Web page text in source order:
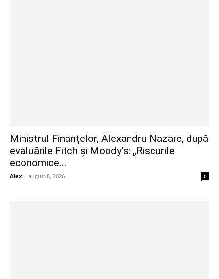
Ministrul Finanțelor, Alexandru Nazare, după
evaluările Fitch și Moody’s: „Riscurile
economice...
Alex - august 8, 2026 0